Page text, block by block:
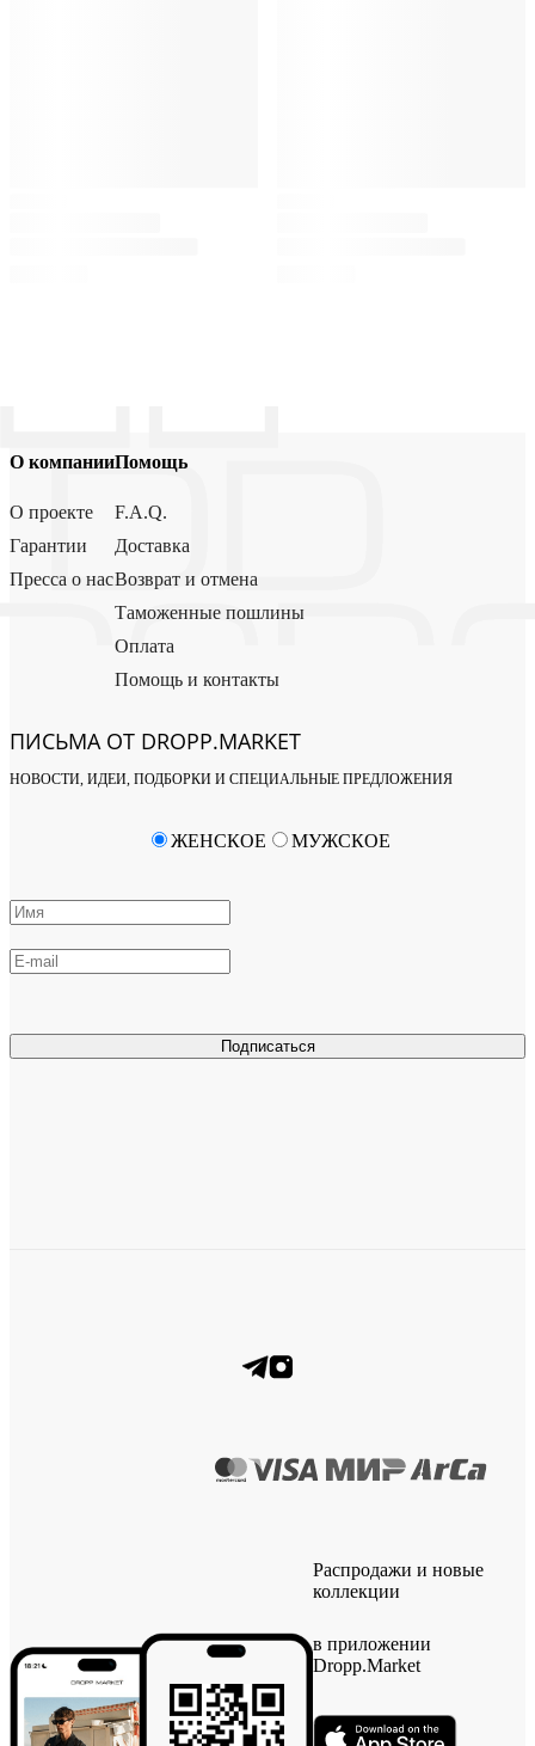
О компании
О проекте
Гарантии
Пресса о нас
Помощь
F.A.Q.
Доставка
Возврат и отмена
Таможенные пошлины
Оплата
Помощь и контакты
ПИСЬМА ОТ DROPP.MARKET
НОВОСТИ, ИДЕИ, ПОДБОРКИ И СПЕЦИАЛЬНЫЕ ПРЕДЛОЖЕНИЯ
Подписаться
ЖЕНСКОЕ МУЖСКОЕ
Распродажи и новые
коллекции
в приложении
Dropp.Market